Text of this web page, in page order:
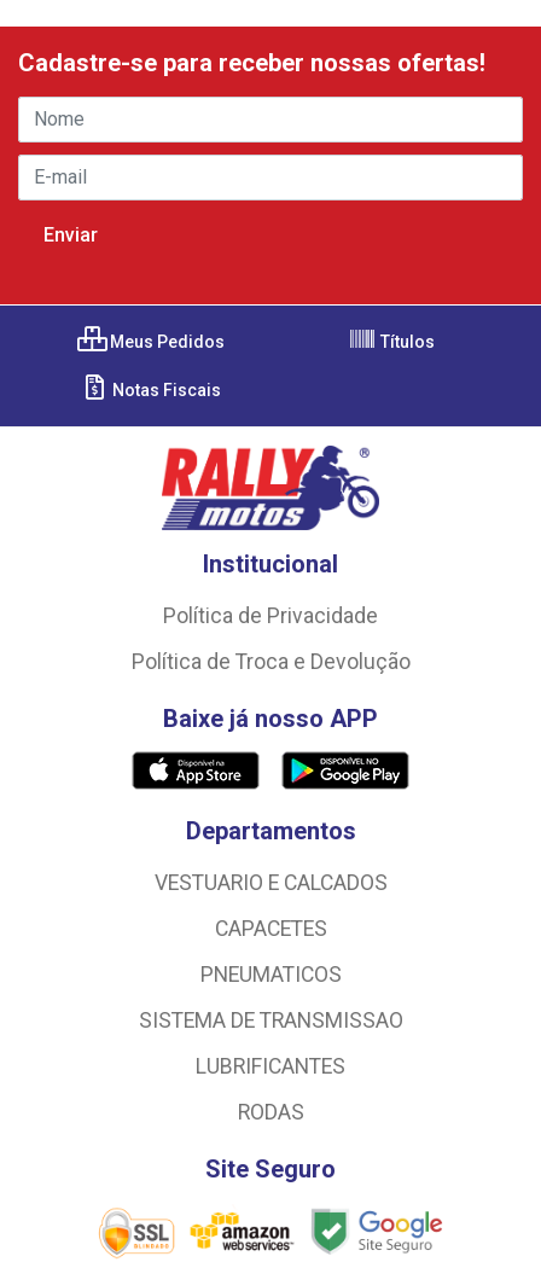
Cadastre-se para receber nossas ofertas!
Meus Pedidos Títulos
Notas Fiscais
Institucional
Política de Privacidade
Política de Troca e Devolução
Baixe já nosso APP
Departamentos
VESTUARIO E CALCADOS
CAPACETES
PNEUMATICOS
SISTEMA DE TRANSMISSAO
LUBRIFICANTES
RODAS
Site Seguro